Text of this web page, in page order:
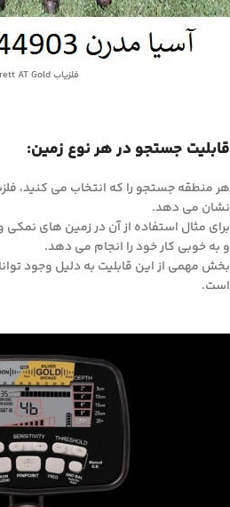
فلزیاب Garrett AT Gold
قابلیت جستجو در هر نوع زمین:
نشان می دهد.
برای مثال استفاده از آن در زمین های
و به خوبی کار خود را انجام می دهد.
بخش مهمی از این قابلیت به دلیل وجود
است.